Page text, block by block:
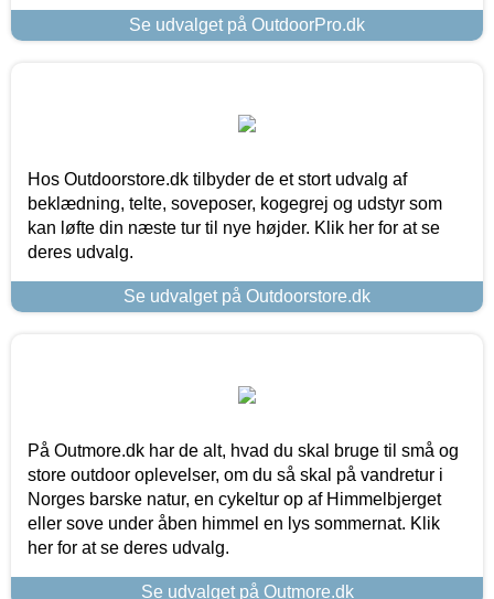
Se udvalget på OutdoorPro.dk
Hos Outdoorstore.dk tilbyder de et stort udvalg af
beklædning, telte, soveposer, kogegrej og udstyr som
kan løfte din næste tur til nye højder. Klik her for at se
deres udvalg.
Se udvalget på Outdoorstore.dk
På Outmore.dk har de alt, hvad du skal bruge til små og
store outdoor oplevelser, om du så skal på vandretur i
Norges barske natur, en cykeltur op af Himmelbjerget
eller sove under åben himmel en lys sommernat. Klik
her for at se deres udvalg.
Se udvalget på Outmore.dk